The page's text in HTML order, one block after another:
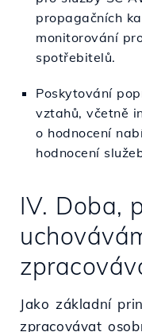
propagačních
monitorování
spotřebitelů.
Poskytování
vztahů, včetně
o hodnocení
hodnocení
IV. Doba,
Jako základní
zpracovávat